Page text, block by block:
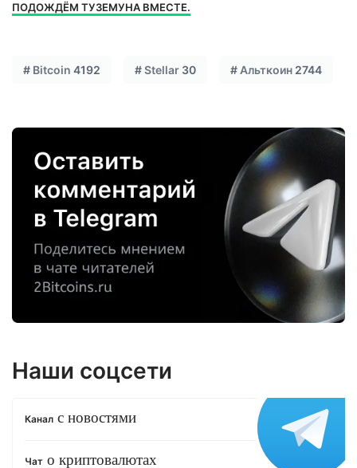
ПОДОЖДЁМ ТУЗЕМУНА ВМЕСТЕ.
# Bitcoin 4192 #Stellar 30 # Альткоин 2744
Наши соцсети
Канал с новостями
Чат о криптовалютах